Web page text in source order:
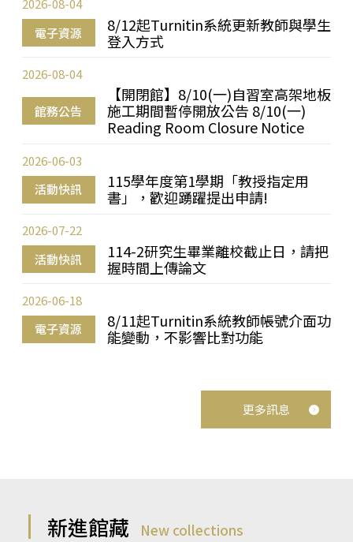
電子資源
8/12起Turnitin系統更新教師與學生
登入方式
2026-08-04
館務公告
【開閉館】8/10(一)自習室高架地板
施工期間暫停開放公告 8/10(一)
Reading Room Closure Notice
2026-08-04
活動快訊
115學年度第1學期「教授指定用
書」，歡迎踴躍提出申請!
2026-06-03
活動快訊
114-2研究生畢業離校截止日，請把
握時間上傳論文
2026-07-22
電子資源
8/11起Turnitin系統教師帳號介面功
能變動，不影響比對功能
2026-06-18
更多訊息
新進館藏 New collections